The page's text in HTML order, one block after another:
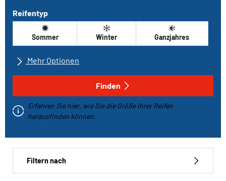
Reifentyp
Sommer Winter Ganzjahres
Mehr Optionen
Alle Marken
Fahrzeugtyp
Run-flat
Finden
Erfahren Sie hier, wie Sie die Größe Ihrer Reifen
herausfinden können.
Filtern nach